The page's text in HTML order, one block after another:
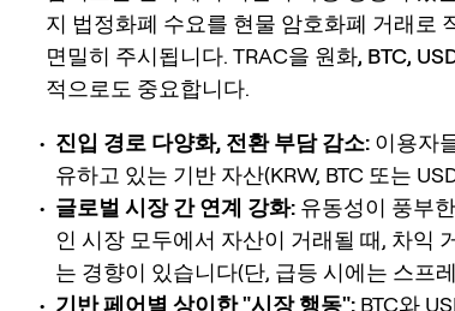
지 법정화폐 수요를 현물 암호화폐 거래로
면밀히 주시됩니다. TRAC을 원화, BTC,
적으로도 중요합니다.
진입 경로 다양화, 전환 부담 감소: 이용자
유하고 있는 기반 자산(KRW, BTC 또는
글로벌 시장 간 연계 강화: 유동성이 풍부
인 시장 모두에서 자산이 거래될 때, 차익
는 경향이 있습니다(단, 급등 시에는 스프
기반 페어별 상이한 "시장 행동": BTC와